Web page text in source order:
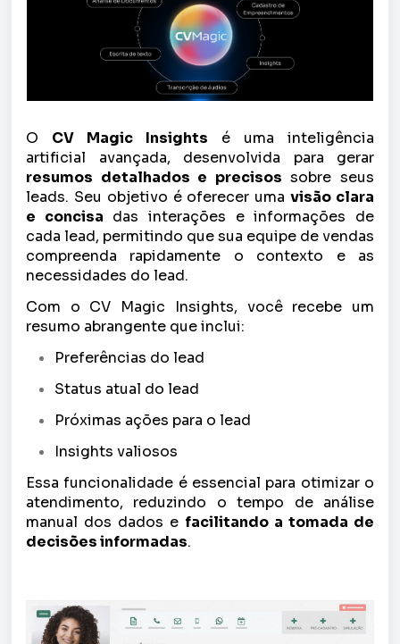
O CV Magic Insights é uma inteligência
artificial avançada, desenvolvida para gerar
resumos detalhados e precisos sobre seus
leads. Seu objetivo é oferecer umavisão clara
e concisa das interações e informações de
cada lead, permitindo que sua equipe de vendas
compreenda rapidamente o contexto e as
necessidades do lead.
Com o CV Magic Insights, você recebe um
resumo abrangente que inclui:
Preferências do lead
Status atual do lead
Próximas ações para o lead
Insights valiosos
Essa funcionalidade é essencial para otimizar o
atendimento, reduzindo o tempo de análise
manual dos dados e facilitando a tomada de
decisões informadas.